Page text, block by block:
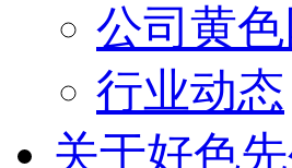
公司黄
行业动态
关于好色